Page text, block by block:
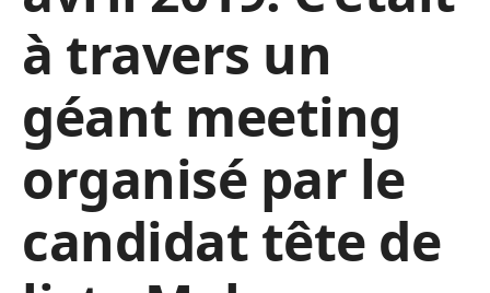
à travers un
géant meeting
organisé par le
candidat tête de